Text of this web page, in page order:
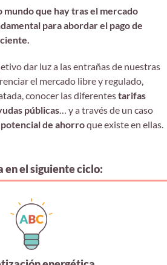
que hay tras el mercado
para abordar el pago de
dar luz a las entrañas de nuestras
el mercado libre y regulado,
conocer las diferentestarifas
públicas… y a través de un caso
de ahorroque existe en ellas.
en el siguiente ciclo: